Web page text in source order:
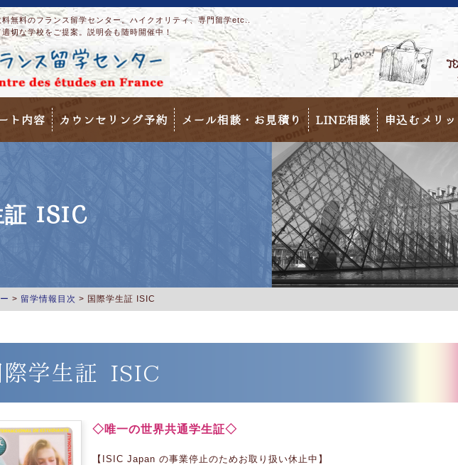
無料のフランス留学センター。ハイクオリティ、専門留学etc..
切な学校をご提案。説明会も随時開催中！
ト内容 カウンセリング予約 メール相談・お見積り LINE相談 申込むメリッ
証 ISIC
> 留学情報目次 > 国際学生証 ISIC
際学生証 ISIC
◇唯一の世界共通学生証◇
【ISIC Japan の事業停止のためお取り扱い休止中】